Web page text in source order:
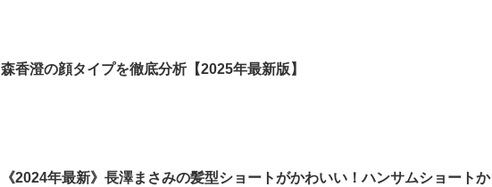
森香澄の顔タイプを徹底分析【2025年最新版】
《2024年最新》長澤まさみの髪型ショートがかわいい！ハンサムショートか